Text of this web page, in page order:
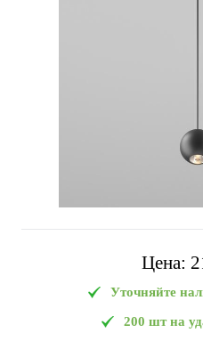
Цена:
Уточняйте
200 шт на